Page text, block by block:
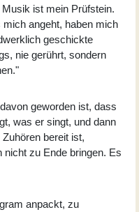
Musik ist mein Prüfstein.
mich angeht, haben mich
geschickte
nie gerührt, sondern
geworden ist, dass
was er singt, und dann
bereit ist,
zu Ende bringen. Es
anpackt, zu